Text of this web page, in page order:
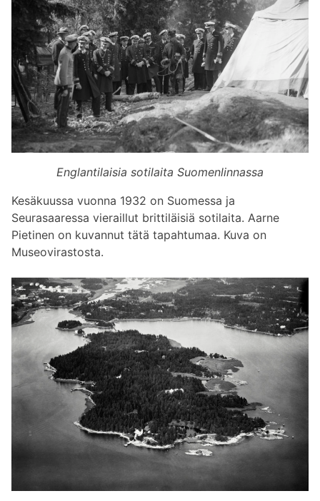
Englantilaisia sotilaita Suomenlinnassa
Kesäkuussa vuonna 1932 on Suomessa ja
Seurasaaressa vieraillut brittiläisiä sotilaita. Aarne
Pietinen on kuvannut tätä tapahtumaa. Kuva on
Museovirastosta.